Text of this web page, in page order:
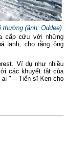
(ảnh: Oddee)
cấp cứu với những
lạnh, cho rằng ông
Ví dụ như nhiều
các khuyết tật của
" – Tiến sĩ Ken cho